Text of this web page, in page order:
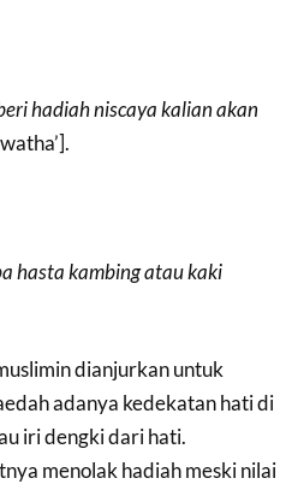
hadiah niscaya kalian akan
hasta kambing atau kaki
dianjurkan untuk
adanya kedekatan hati di
iri dengki dari hati.
menolak hadiah meski nilai